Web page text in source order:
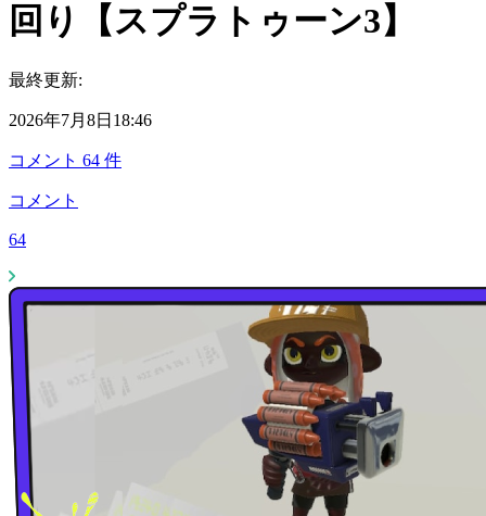
回り【スプラトゥーン3】
最終更新:
2026年7月8日18:46
コメント 64 件
コメント
64